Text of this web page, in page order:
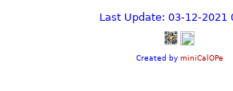
Last Update: 03-12-2021
Created by miniCalOPe